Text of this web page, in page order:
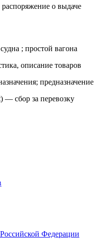
о выдаче
; простой вагона
описание товаров
предназначение
— сбор за перевозку